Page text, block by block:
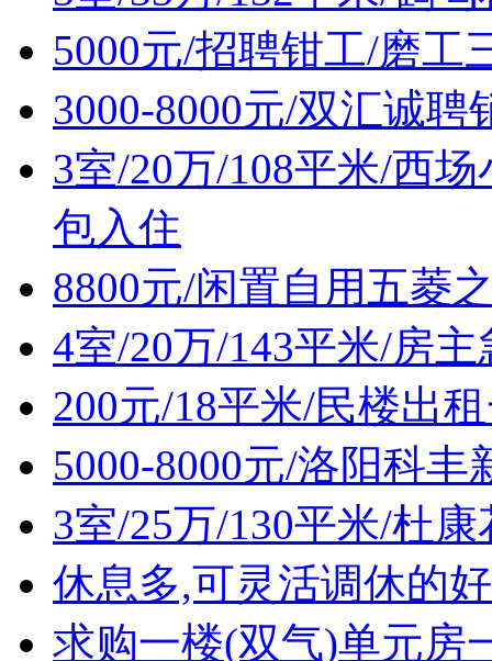
5000元/招聘钳工/磨工
3000-8000元/双汇诚聘
3室/20万/108平米/西
包入住
8800元/闲置自用五菱
4室/20万/143平米/房
200元/18平米/民楼出
5000-8000元/洛阳科
3室/25万/130平米/杜
休息多,可灵活调休的
求购一楼(双气)单元房